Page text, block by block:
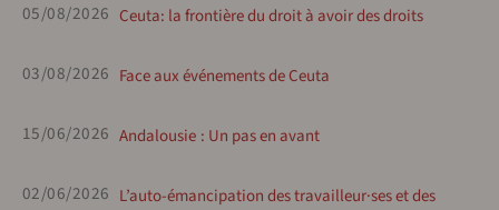
05/08/2026 Ceuta: la frontière du droit à avoir des droits
03/08/2026 Face aux événements de Ceuta
15/06/2026 Andalousie : Un pas en avant
02/06/2026 L’auto-émancipation des travailleur·ses et des